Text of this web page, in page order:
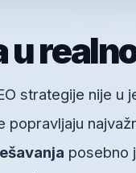
strategije nije u
posebno